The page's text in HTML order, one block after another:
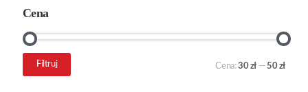
Cena
Cena
Cena
Filtruj Cena:30 zł —50 zł